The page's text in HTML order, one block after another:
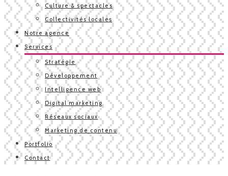
Culture & spectacles
Collectivités locales
Notre agence
Services
Stratégie
Développement
Intelligence web
Digital marketing
Réseaux sociaux
Marketing de contenu
Portfolio
Contact